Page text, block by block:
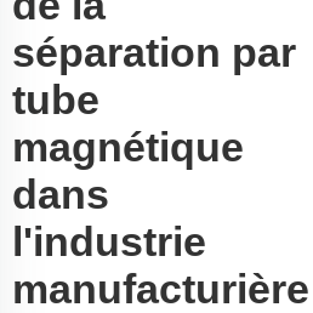
séparation par
tube
magnétique
dans
l'industrie
manufacturière